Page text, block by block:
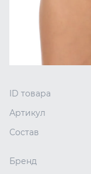
ID товара
Артикул
Состав
Бренд